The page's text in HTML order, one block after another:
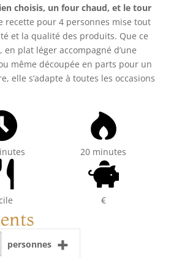
choisis, un four chaud, et le tour
recette pour 4 personnes mise tout
et la qualité des produits. Que ce
en plat léger accompagné d’une
même découpée en parts pour un
elle s’adapte à toutes les occasions
20 minutes
€
personnes +